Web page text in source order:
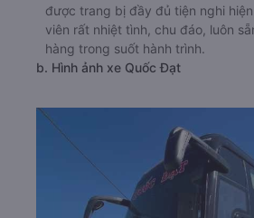
được trang bị đầy đủ tiện nghi
viên rất nhiệt tình, chu đáo, luôn
hàng trong suốt hành trình.
b. Hình ảnh xe Quốc Đạt